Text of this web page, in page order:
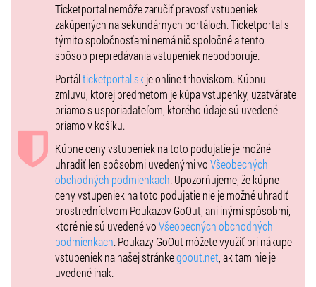
🎶 SOBOTA 1. 8.
16:00 – OTVORENIE AREÁLU / DJ TRIPLE P
17:00 – CICO BAND & RENE RENDY
18:00 – TINA
19:00 – KALI & PETER PANN
20:00 – SHIMMI
21:00 – PORSCHE BOY
22:00 – SAUL
23:00 – NERIEŠ
00:00 – KONTRAFAKT
Najväčšie mená česko-slovenskej scény na jednom pódiu.
Na východe Slovenska ťa čaká show, aká tu ešte nebola.
Vstup od 15 rokov, mladší len v sprievode dospelej osoby
Ticketportal nemôže zaručiť pravosť vstupeniek
zakúpených na sekundárnych portáloch. Ticketportal s
týmito spoločnosťami nemá nič spoločné a tento
spôsob prepredávania vstupeniek nepodporuje.
Portálticketportal.sk je online trhoviskom. Kúpnu
zmluvu, ktorej predmetom je kúpa vstupenky, uzatvárate
priamo s usporiadateľom, ktorého údaje sú uvedené
priamo v košíku.
Kúpne ceny vstupeniek na toto podujatie je možné
uhradiť len spôsobmi uvedenými voVšeobecných
obchodných podmienkach. Upozorňujeme, že kúpne
ceny vstupeniek na toto podujatie nie je možné uhradiť
prostredníctvom Poukazov GoOut, ani inými spôsobmi,
ktoré nie sú uvedené voVšeobecných obchodných
podmienkach. Poukazy GoOut môžete využiť pri nákupe
vstupeniek na našej stránkegoout.net , ak tam nie je
uvedené inak.